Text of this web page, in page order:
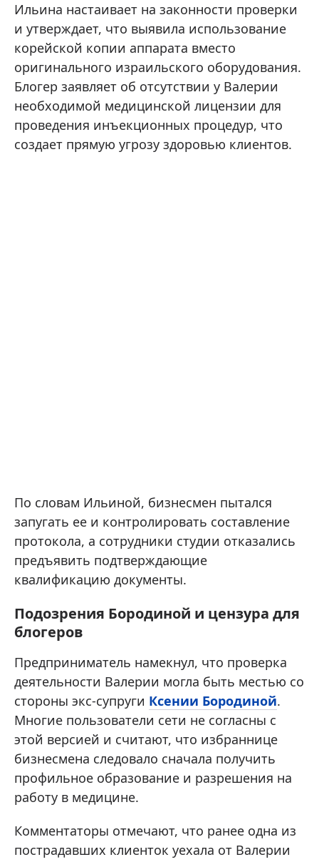
Ильина настаивает на законности проверки
и утверждает, что выявила использование
корейской копии аппарата вместо
оригинального израильского оборудования.
Блогер заявляет об отсутствии у Валерии
необходимой медицинской лицензии для
проведения инъекционных процедур, что
создает прямую угрозу здоровью клиентов.
По словам Ильиной, бизнесмен пытался
запугать ее и контролировать составление
протокола, а сотрудники студии отказались
предъявить подтверждающие
квалификацию документы.
Подозрения Бородиной и цензура для
блогеров
Предприниматель намекнул, что проверка
деятельности Валерии могла быть местью со
стороны экс-супруги Ксении Бородиной.
Многие пользователи сети не согласны с
этой версией и считают, что избраннице
бизнесмена следовало сначала получить
профильное образование и разрешения на
работу в медицине.
Комментаторы отмечают, что ранее одна из
пострадавших клиенток уехала от Валерии